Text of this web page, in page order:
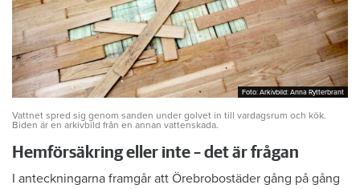
Foto: Arkivbild: Anna Rytterbrant
Foto: Arkivbild: Anna Rytterbrant
Vattnet spred sig genom sanden under golvet in till vardagsrum och kök.
Biden är en arkivbild från en annan vattenskada.
Hemförsäkring eller inte – det är frågan
I anteckningarna framgår att Örebrobostäder gång på gång